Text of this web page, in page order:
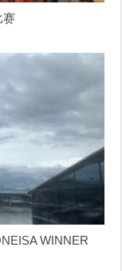
赛
WINNER